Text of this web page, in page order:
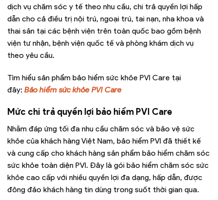
dịch vụ chăm sóc y tế theo nhu cầu, chi trả quyền lợi hấp
dẫn cho cả điều trị nội trú, ngoại trú, tai nạn, nha khoa và
thai sản tại các bệnh viện trên toàn quốc bao gồm bệnh
viện tư nhận, bệnh viện quốc tế và phòng khám dịch vụ
theo yêu cầu.
Tìm hiểu sản phẩm bảo hiểm sức khỏe PVI Care tại
đây: Bảo hiểm sức khỏe PVI Care
Mức chi trả quyền lợi bảo hiểm PVI Care
Nhằm đáp ứng tối đa nhu cầu chăm sóc và bảo vệ sức
khỏe của khách hàng Việt Nam, bảo hiểm PVI đã thiết kế
và cung cấp cho khách hàng sản phẩm bảo hiểm chăm sóc
sức khỏe toàn diện PVI. Đây là gói bảo hiểm chăm sóc sức
khỏe cao cấp với nhiều quyền lợi đa dạng, hấp dẫn, được
đông đảo khách hàng tin dùng trong suốt thời gian qua.